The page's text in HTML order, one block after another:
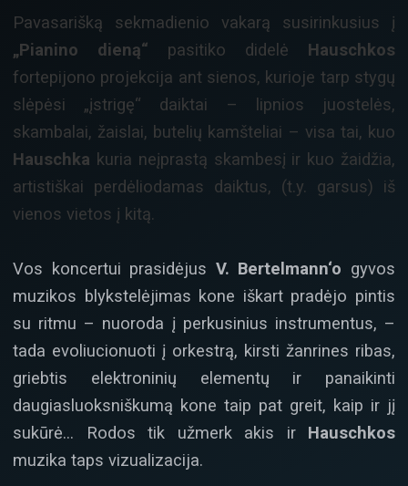
Pavasarišką sekmadienio vakarą susirinkusius į
„Pianino dieną“ pasitiko didelė Hauschkos
fortepijono projekcija ant sienos, kurioje tarp stygų
slėpėsi „įstrigę“ daiktai – lipnios juostelės,
skambalai, žaislai, butelių kamšteliai – visa tai, kuo
Hauschka kuria neįprastą skambesį ir kuo žaidžia,
artistiškai perdėliodamas daiktus, (t.y. garsus) iš
vienos vietos į kitą.
Vos koncertui prasidėjus V. Bertelmann‘o gyvos
muzikos blykstelėjimas kone iškart pradėjo pintis
su ritmu – nuoroda į perkusinius instrumentus, –
tada evoliucionuoti į orkestrą, kirsti žanrines ribas,
griebtis elektroninių elementų ir panaikinti
daugiasluoksniškumą kone taip pat greit, kaip ir jį
sukūrė… Rodos tik užmerk akis ir Hauschkos
muzika taps vizualizacija.